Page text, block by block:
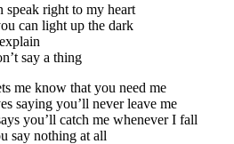
speak right to my heart
can light up the dark
say a thing
me know that you need me
saying you’ll never leave me
you’ll catch me whenever I fall
say nothing at all